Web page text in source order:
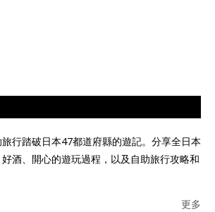
行踏破日本47都道府縣的遊記。分享全日本
酒、開心的遊玩過程，以及自助旅行攻略和
更多